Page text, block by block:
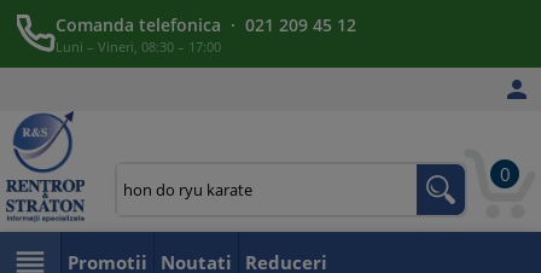
Comanda telefonica · 021 209 45 12
Luni – Vineri, 08:30 – 17:00

0
 Promotii Noutati Reduceri